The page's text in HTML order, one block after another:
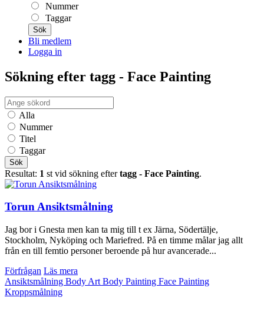
Nummer
Taggar
Sök
Bli medlem
Logga in
Sökning efter tagg - Face Painting
Alla
Nummer
Titel
Taggar
Sök
Resultat: 1 st vid sökning eftertagg - Face Painting.
Torun Ansiktsmålning
Jag bor i Gnesta men kan ta mig till t ex Järna, Södertälje,
Stockholm, Nyköping och Mariefred. På en timme målar jag allt
från en till femtio personer beroende på hur avancerade...
Förfrågan Läs mera
Ansiktsmålning Body Art Body Painting Face Painting
Kroppsmålning